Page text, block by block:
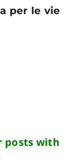
per le vie
posts with